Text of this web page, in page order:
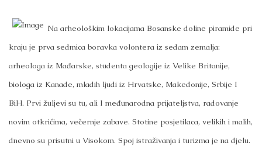
Na arheološkim lokacijama Bosanske doline piramide pri
kraju je prva sedmica boravka volontera iz sedam zemalja:
arheologa iz Mađarske, studenta geologije iz Velike Britanije,
biologa iz Kanade, mladih ljudi iz Hrvatske, Makedonije, Srbije I
BiH. Prvi žuljevi su tu, ali I međunarodna prijateljstva, radovanje
novim otkrićima, večernje zabave. Stotine posjetilaca, velikih i malih,
dnevno su prisutni u Visokom. Spoj istraživanja i turizma je na djelu.